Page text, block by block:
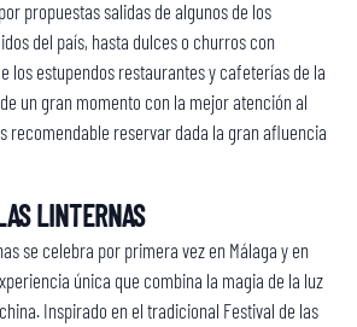
propuestas salidas de algunos de los
del país, hasta dulces o churros con
los estupendos restaurantes y cafeterías de la
un gran momento con la mejor atención al
recomendable reservar dada la gran afluencia
LINTERNAS
se celebra por primera vez en Málaga y en
única que combina la magia de la luz
Inspirado en el tradicional Festival de las